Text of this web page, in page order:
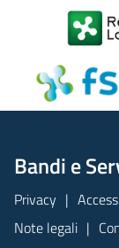
Bandi e
Privacy
Note legali